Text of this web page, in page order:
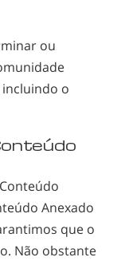
ou
o
Anexado
que o
Não obstante